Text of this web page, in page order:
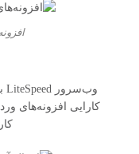
کارایی افزونه‌های